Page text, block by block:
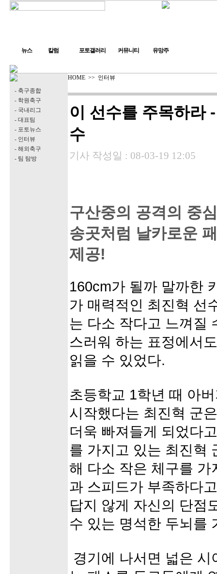
뉴스 칼럼 포토갤러리 커뮤니티 유망주
- 축구종합
- 학원축구
- 국내리그
- 대표팀
- 포토뉴스
- 인터뷰
- 해외축구
- 팀 탐방
HOME >> 인터뷰
이 선수를 주목하라
수
기사 작성일 : 08-03-19 12:05
구산중의 공격의 중
송곳처럼 날카로운
제공!
160cm가 될까 말까한
가 매력적인 최진혁 선
는 다소 작다고 느껴질
스러워 하는 표정에서
읽을 수 있었다.
초등학교 1학년 때 아
시작했다는 최진혁 군
더욱 빠져들게 되었다
를 가지고 있는 최진혁
해 다소 작은 체구를
과 스피드가 부족하다
답지 않게 자신의 단점
수 있는 명석한 두뇌를
경기에 나서면 넓은